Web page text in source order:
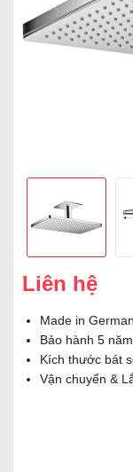
Liên hệ
Made in
Bảo hành 5 năm
Kích thước bát
Vận chuyển &